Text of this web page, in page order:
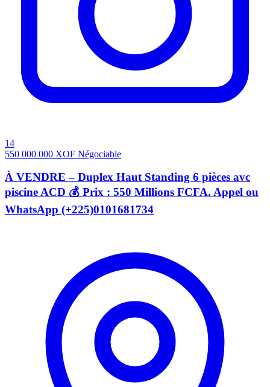
14
550 000 000 XOF Négociable
À VENDRE – Duplex Haut Standing 6 pièces avc
piscine ACD 💰 Prix : 550 Millions FCFA. Appel ou
WhatsApp (+225)0101681734